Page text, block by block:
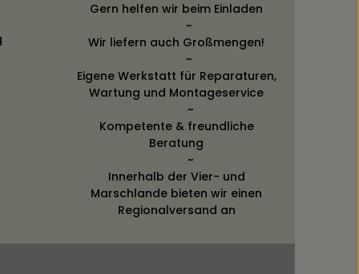
Gern helfen wir beim Einladen
~
Wir liefern auch Großmengen!
~
Eigene Werkstatt für Reparaturen,
Wartung und Montageservice
~
Kompetente & freundliche
Beratung
~
Innerhalb der Vier- und
Marschlande bieten wir einen
Regionalversand an